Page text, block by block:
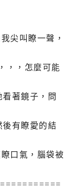
尖叫瞭一聲，
，，怎麼可能
著鏡子，問
後有瞭愛的結
口氣，腦袋被